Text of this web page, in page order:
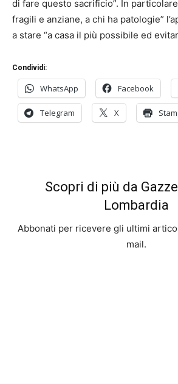
di fare questo sacrificio”. In
fragili e anziane, a chi ha patologie”
a stare “a casa il più possibile ed
Condividi:
WhatsApp Facebook
Telegram X
Scopri di più da
Lombardia
Abbonati per ricevere gli ultimi
mail.